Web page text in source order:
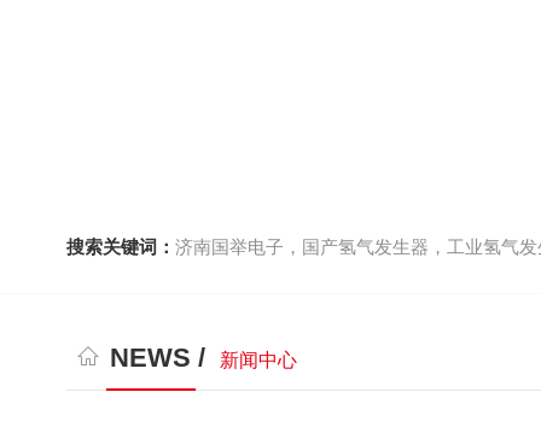
搜索关键词： 济南国举电子，国产氢气发生器，工业氢气
NEWS / 新闻中心